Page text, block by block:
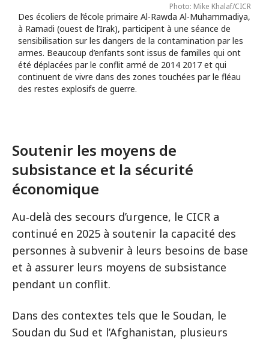
Photo: Mike Khalaf/CICR
Des écoliers de l’école primaire Al-Rawda Al-Muhammadiya,
à Ramadi (ouest de l’Irak), participent à une séance de
sensibilisation sur les dangers de la contamination par les
armes. Beaucoup d’enfants sont issus de familles qui ont
été déplacées par le conflit armé de 2014 2017 et qui
continuent de vivre dans des zones touchées par le fléau
des restes explosifs de guerre.
Soutenir les moyens de
subsistance et la sécurité
économique
Au‑delà des secours d’urgence, le CICR a
continué en 2025 à soutenir la capacité des
personnes à subvenir à leurs besoins de base
et à assurer leurs moyens de subsistance
pendant un conflit.
Dans des contextes tels que le Soudan, le
Soudan du Sud et l’Afghanistan, plusieurs